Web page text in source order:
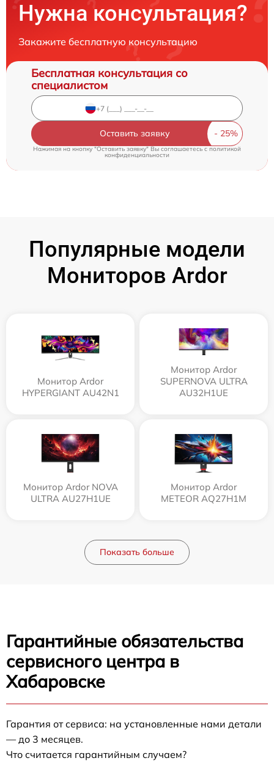
Нужна консультация?
Закажите бесплатную консультацию
Бесплатная консультация со
специалистом
Оставить заявку
Нажимая на кнопку "Оставить заявку" Вы соглашаетесь c политикой
конфиденциальности
Популярные модели
Мониторов Ardor
Монитор Ardor
HYPERGIANT AU42N1
Монитор Ardor
SUPERNOVA ULTRA
AU32H1UE
Монитор Ardor NOVA
ULTRA AU27H1UE
Монитор Ardor
METEOR AQ27H1M
Показать больше
Гарантийные обязательства
сервисного центра в
Хабаровске
Гарантия от сервиса: на установленные нами детали
— до 3 месяцев.
Что считается гарантийным случаем?